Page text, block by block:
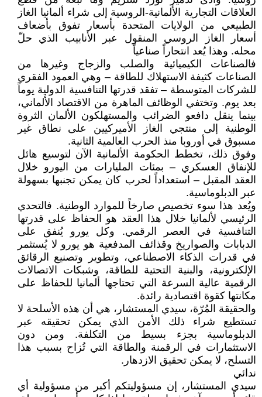
العلاقات التجارية الألمانية-الروسية إلى شراء ألمانيا الغاز
الطبيعي من الولايات المتحدة بأسعار تفوق بأضعاف
أسعار الغاز الروسي المنقول عبر الأنابيب الذي حلّ
محله. وهذا يُعد انتحاراً صناعياً
فالصناعات الكيميائية والصلب والزجاج وغيرها من
الصناعات كثيفة الاستهلاك للطاقة – وهي العمود الفقري
للشركات المتوسطة – تفقد قدرتها التنافسية الدولية يوماً
بعد يوم. وتختفي الوظائف الماهرة من الاقتصاد الألماني،
بينما ينقل دافعو الضرائب والمستهلكون الألمان الثروة
الوطنية إلى منتجي الغاز الأميركيين على نطاق غير
مسبوق في أوروبا منذ الحرب العالمية الثانية.
وفوق ذلك، تخطط الحكومة الألمانية الآن لتوسيع هائل
للإنفاق العسكري – بمئات المليارات من اليورو خلال
العقد المقبل – استعداداً لحرب كان يمكن تجنبها بسهولة
عبر الدبلوماسية.
ويُعد هذا سوء تخصيص صارخاً للموارد الوطنية. فالتحدي
الرئيسي لألمانيا خلال هذا العقد هو الحفاظ على قدرتها
التنافسية في العصر الرقمي. وكل يورو يُنفق على
الدبابات والصواريخ وقذائف المدفعية هو يورو لا يُستثمر
في قدرات الذكاء الاصطناعي، وتطوير وتصنيع الرقائق
الإلكترونية، والبنية التحتية للطاقة، وشبكات الاتصالات
الرقمية عالية السرعة التي تحتاجها ألمانيا للحفاظ على
مكانتها كقوة اقتصادية رائدة.
والحقيقة المُرّة، سيدي المستشار، هي أن هذه الأسلحة لا
تستطيع شراء ذلك الأمن الذي يمكن تحقيقه عبر
الدبلوماسية بجزء بسيط من التكلفة. ومن دون
الاستثمارات في الرقمنة والطاقة التي تُزاح بسبب هذا
التسلح، لا يمكن تحقيق الازدهار.
ندائي
سيدي المستشار، إن مسؤوليتكم أكبر من مسؤولية أي